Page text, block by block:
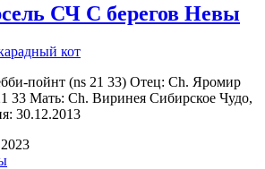
СЧ С берегов Невы
пойнт (ns 21 33) Отец: Ch. Яромир
33 Мать: Ch. Виринея Сибирское Чудо,
30.12.2013